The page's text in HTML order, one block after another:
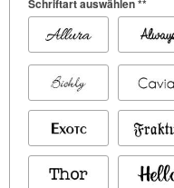
Schriftart auswählen **